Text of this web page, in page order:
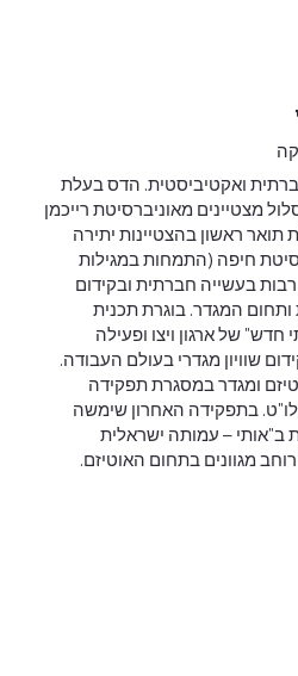
ואקטיביסטית. הדס בעלת
מצטיינים מאוניברסיטת רייכמן
ראשון בהצטיינות יתירה
חיפה (התמחות במגילות
בעשייה חברתית ובקידום
ותחום המגדר. בוגרת תכנית
של ארגון ויצו ופעילה
שוויון מגדרי בעולם העבודה.
ומגדר במסגרת תפקידה
בתפקידה האחרון שימשה
ב"אותי – עמותה ישראלית
מגוונים בתחום האוטיזם.